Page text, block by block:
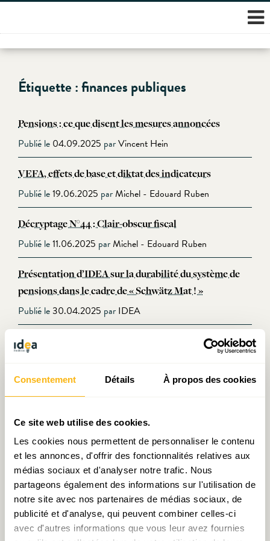
Consentement Détails À propos des cookies
Ce site web utilise des cookies.
Les cookies nous permettent de personnaliser le contenu
et les annonces, d'offrir des fonctionnalités relatives aux
médias sociaux et d'analyser notre trafic. Nous
partageons également des informations sur l'utilisation de
notre site avec nos partenaires de médias sociaux, de
publicité et d'analyse, qui peuvent combiner celles-ci
avec d'autres informations que vous leur avez fournies
Étiquette :finances publiques
Pensions : ce que disent les mesures annoncées
Publié le 04.09.2025 parVincent Hein
VEFA, effets de base et diktat des indicateurs
Publié le19.06.2025 parMichel - Edouard Ruben
Décryptage N°44 : Clair-obscur fiscal
Publié le11.06.2025 parMichel - Edouard Ruben
Présentation d’IDEA sur la durabilité du système de
pensions dans le cadre de « Schwätz Mat ! »
Publié le30.04.2025 par IDEA
Pensions : un quatuor de réformes – key note speech
Publié le09.04.2025 parIDEA
Luxembourg : Everest ou Kneiff ? »
Publié le25.07.2024parIDEA
Document de travail N°26 : Économie immobilière et
politique(s) du logement : État des lieux, questions
majeures et perspectives !
Publié le19.06.2024parMichel - Edouard Ruben